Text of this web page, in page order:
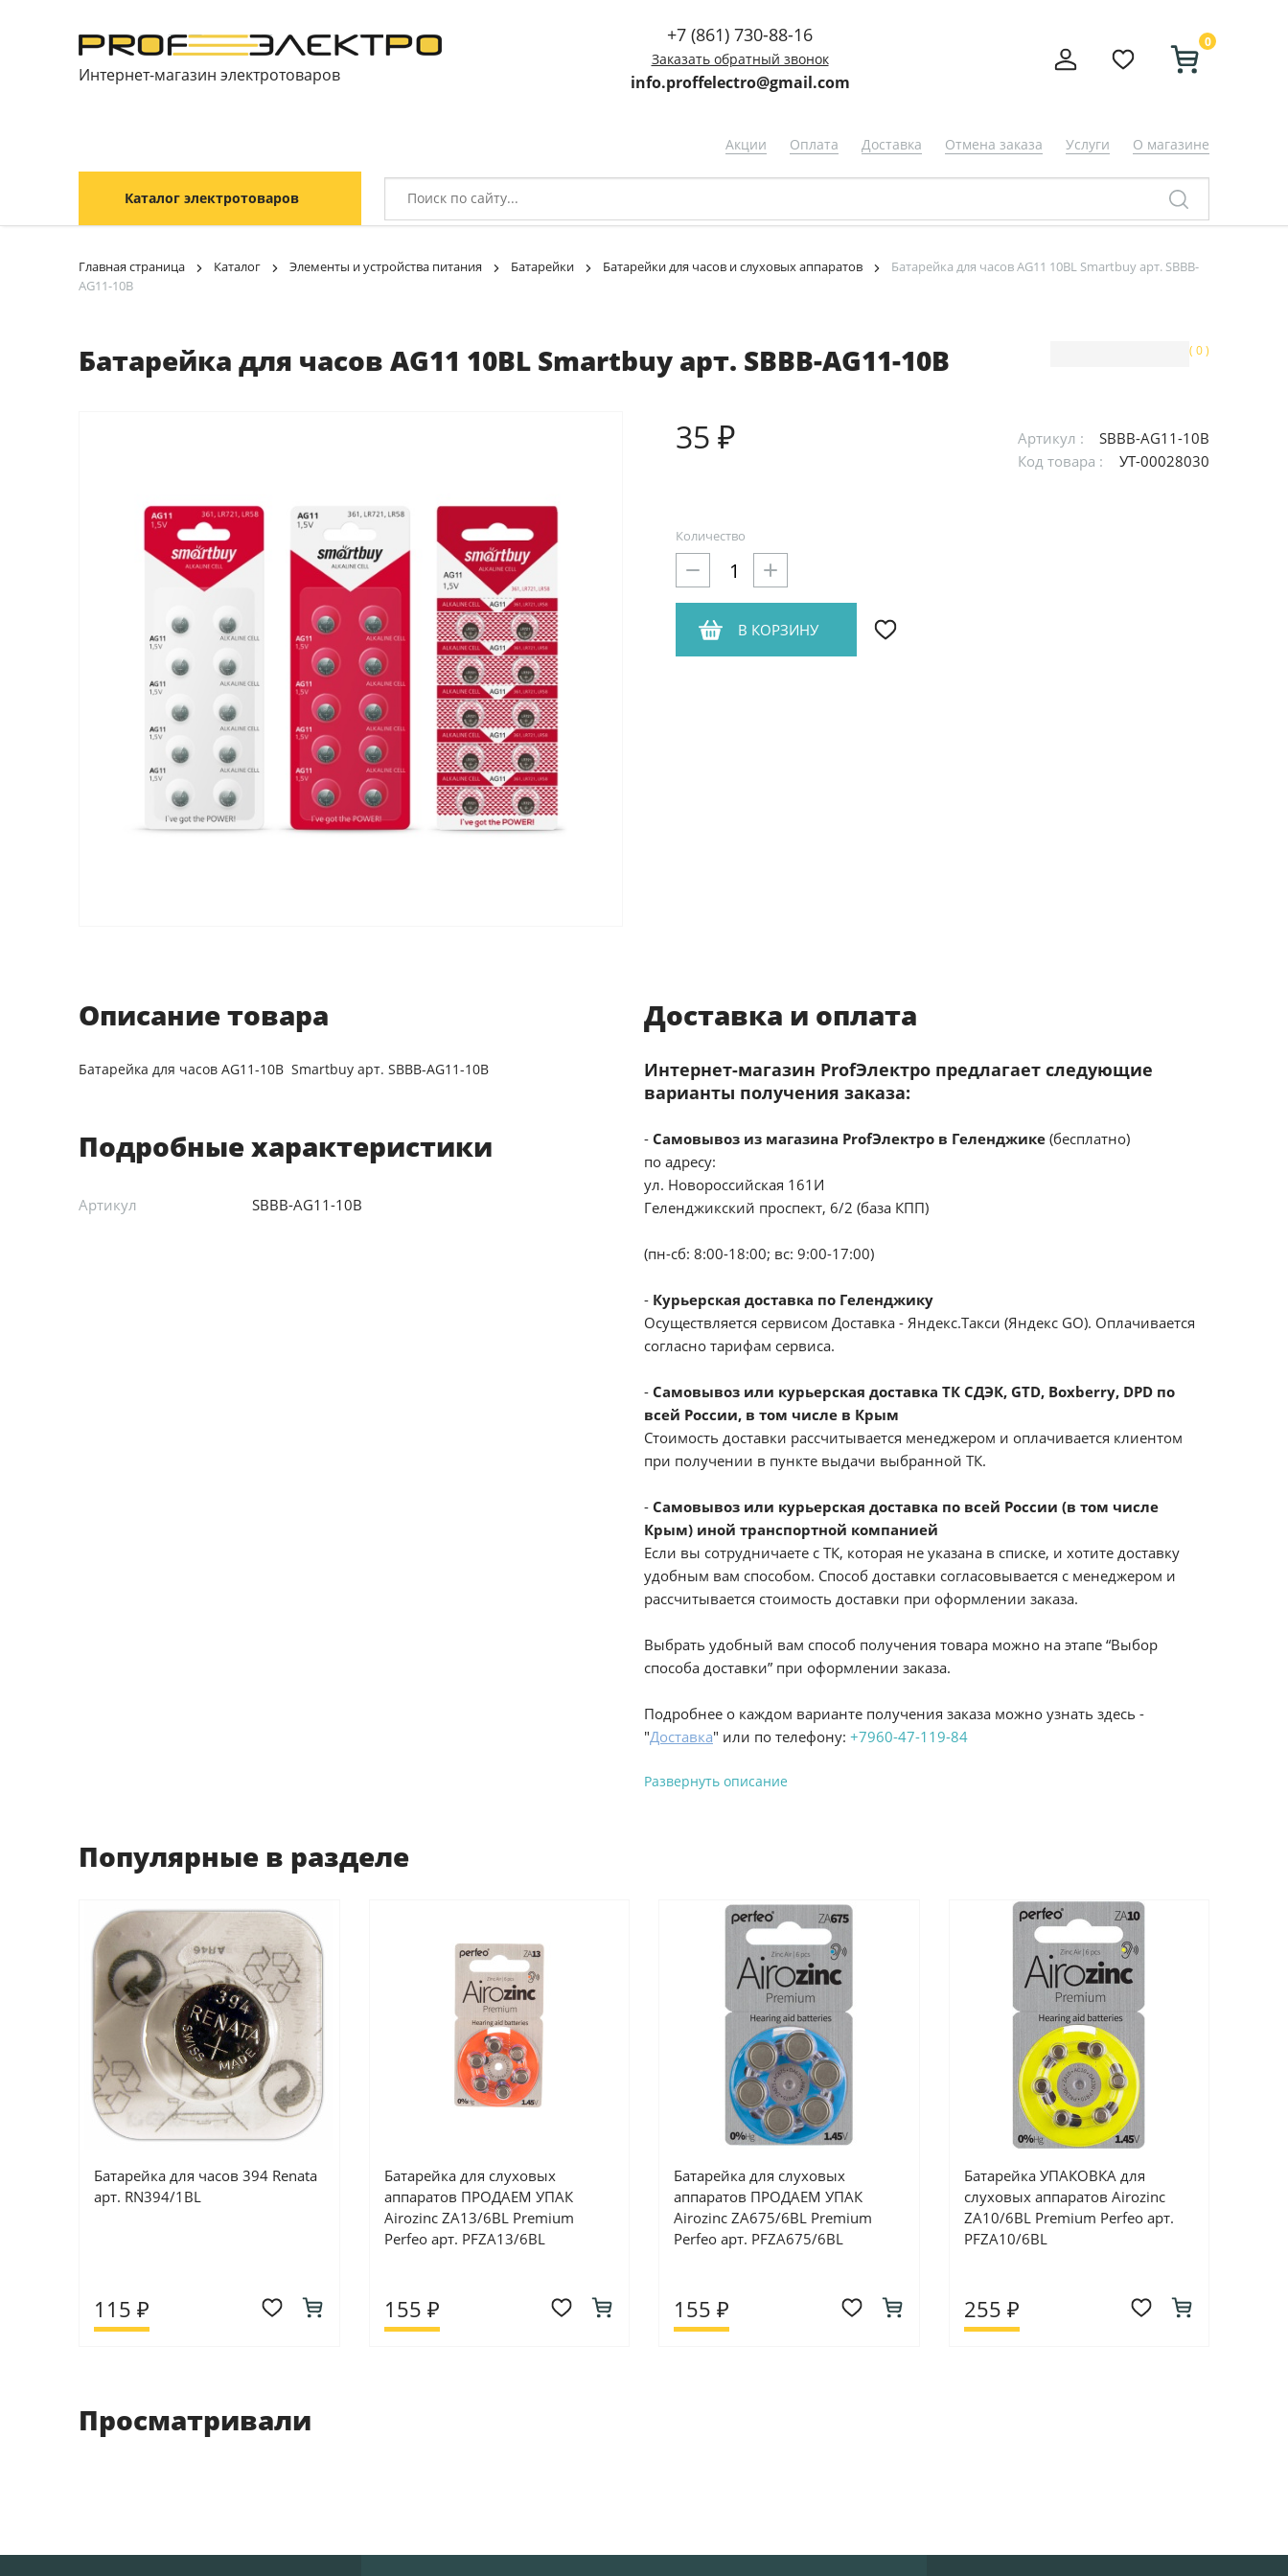
Интернет-магазин электротоваров
+7 (861) 730-88-16
Заказать обратный звонок
info.proffelectro@gmail.com
0
Акции Оплата Доставка Отмена заказа Услуги О магазине
Каталог электротоваров
Главная страница Каталог Элементы и устройства питания Батарейки Батарейки для часов и слуховых аппаратов
Батарейка для часов AG11 10BL Smartbuy арт. SBBB-
AG11-10B
Батарейка для часов AG11 10BL Smartbuy арт. SBBB-AG11-10B ( 0 )
35 ₽ Артикул :
SBBB-AG11-10B
Код товара :
УТ-00028030
Количество
В КОРЗИНУ
Описание товара
Батарейка для часов AG11-10B Smartbuy арт. SBBB-AG11-10B
Подробные характеристики
Артикул SBBB-AG11-10B
Доставка и оплата
Интернет-магазин ProfЭлектро предлагает следующие
варианты получения заказа:
- Самовывоз из магазина ProfЭлектро в Геленджике (бесплатно)
по адресу:
ул. Новороссийская 161И
Геленджикский проспект, 6/2 (база КПП)
(пн-сб: 8:00-18:00; вс: 9:00-17:00)
- Курьерская доставка по Геленджику
Осуществляется сервисом Доставка - Яндекс.Такси (Яндекс GO). Оплачивается
согласно тарифам сервиса.
- Самовывоз или курьерская доставка ТК СДЭК, GTD, Boxberry, DPD по
всей России, в том числе в Крым
Стоимость доставки рассчитывается менеджером и оплачивается клиентом
при получении в пункте выдачи выбранной ТК.
- Самовывоз или курьерская доставка по всей России (в том числе
Крым) иной транспортной компанией
Если вы сотрудничаете с ТК, которая не указана в списке, и хотите доставку
удобным вам способом. Способ доставки согласовывается с менеджером и
рассчитывается стоимость доставки при оформлении заказа.
Выбрать удобный вам способ получения товара можно на этапе “Выбор
способа доставки” при оформлении заказа.
Подробнее о каждом варианте получения заказа можно узнать здесь -
"Доставка" или по телефону: +7960-47-119-84
Банковской картой или наличными при получении в магазинах
ProffЭлектро по адресу Геленджикский проспект, 6/2 (база КПП)или по
адресу ул. Новороссийская 161И.
Для юридических лиц: переводом на расчетный счет при онлайн
оплате заказа на сайте.
Подробнее о способах оплаты можно узнать здесь - "Оплата"
Развернуть описание
Популярные в разделе
Батарейка для часов 394 Renata
арт. RN394/1BL
115 ₽
Батарейка для слуховых
аппаратов ПРОДАЕМ УПАК
Airozinc ZA13/6BL Premium
Perfeo арт. PFZA13/6BL
155 ₽
Батарейка для слуховых
аппаратов ПРОДАЕМ УПАК
Airozinc ZA675/6BL Premium
Perfeo арт. PFZA675/6BL
155 ₽
Батарейка УПАКОВКА для
слуховых аппаратов Airozinc
ZA10/6BL Premium Perfeo арт.
PFZA10/6BL
255 ₽
Просматривали